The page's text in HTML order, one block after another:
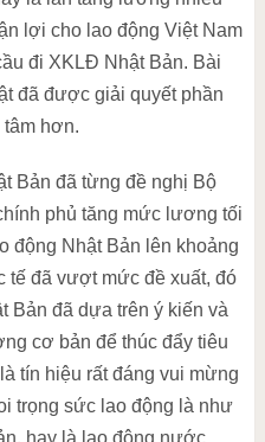
lợi cho lao động Việt Nam
đi XKLĐ Nhật Bản. Bài
đã được giải quyết phần
hơn.
Bản đã từng đề nghị Bộ
phủ tăng mức lương tối
động Nhật Bản lên khoảng
tế đã vượt mức đề xuất, đó
Bản đã dựa trên ý kiến và
cơ bản để thúc đẩy tiêu
tín hiệu rất đáng vui mừng
trọng sức lao động là như
hay là lao động nước